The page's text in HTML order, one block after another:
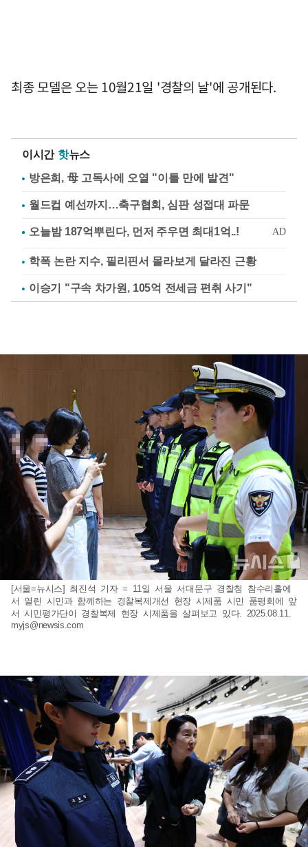
최종 모델은 오는 10월21일 '경찰의 날'에 공개된다.
이시간 핫뉴스
방은희, 母 고독사에 오열 "이틀 만에 발견"
월드컵 예선까지…축구협회, 심판 성접대 파문
학폭 논란 지수, 필리핀서 몰라보게 달라진 근황
이승기 "구속 차가원, 105억 전세금 편취 사기"
[서울=뉴시스] 최진석 기자 = 11일 서울 서대문구 경찰청 참수리홀에
서 열린 시민과 함께하는 경찰복제개선 현장 시제품 시민 품평회에 앞
서 시민평가단이 경찰복제 현장 시제품을 살펴보고 있다. 2025.08.11.
myjs@newsis.com